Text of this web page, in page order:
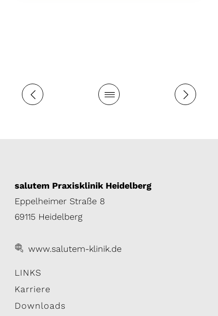
salutem Praxisklinik Heidelberg
Eppelheimer Straße 8
69115 Heidelberg
www.salutem-klinik.de
LINKS
Karriere
Downloads